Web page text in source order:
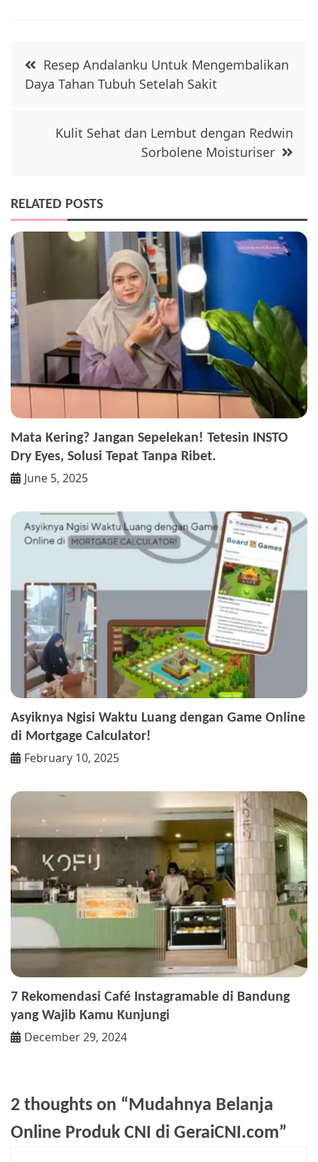
navigation
Resep Andalanku Untuk Mengembalikan
Daya Tahan Tubuh Setelah Sakit
Kulit Sehat dan Lembut dengan Redwin
Sorbolene Moisturiser
RELATED POSTS
Mata Kering? Jangan Sepelekan! Tetesin INSTO
Dry Eyes, Solusi Tepat Tanpa Ribet.
June 5, 2025
Asyiknya Ngisi Waktu Luang dengan Game Online
di Mortgage Calculator!
February 10, 2025
7 Rekomendasi Café Instagramable di Bandung
yang Wajib Kamu Kunjungi
December 29, 2024
2 thoughts on “Mudahnya Belanja
Online Produk CNI di GeraiCNI.com”